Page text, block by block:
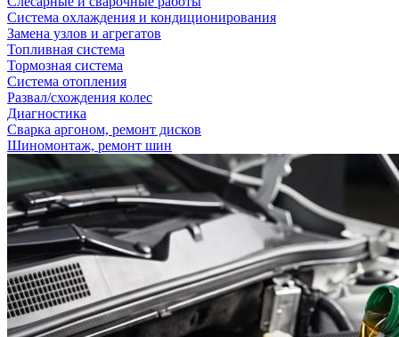
Система охлаждения и кондиционирования
Замена узлов и агрегатов
Топливная система
Тормозная система
Система отопления
Развал/схождения колес
Диагностика
Сварка аргоном, ремонт дисков
Шиномонтаж, ремонт шин